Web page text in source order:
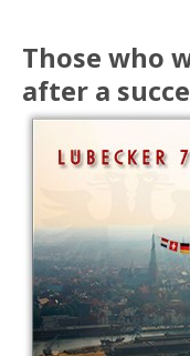
Those who
after a